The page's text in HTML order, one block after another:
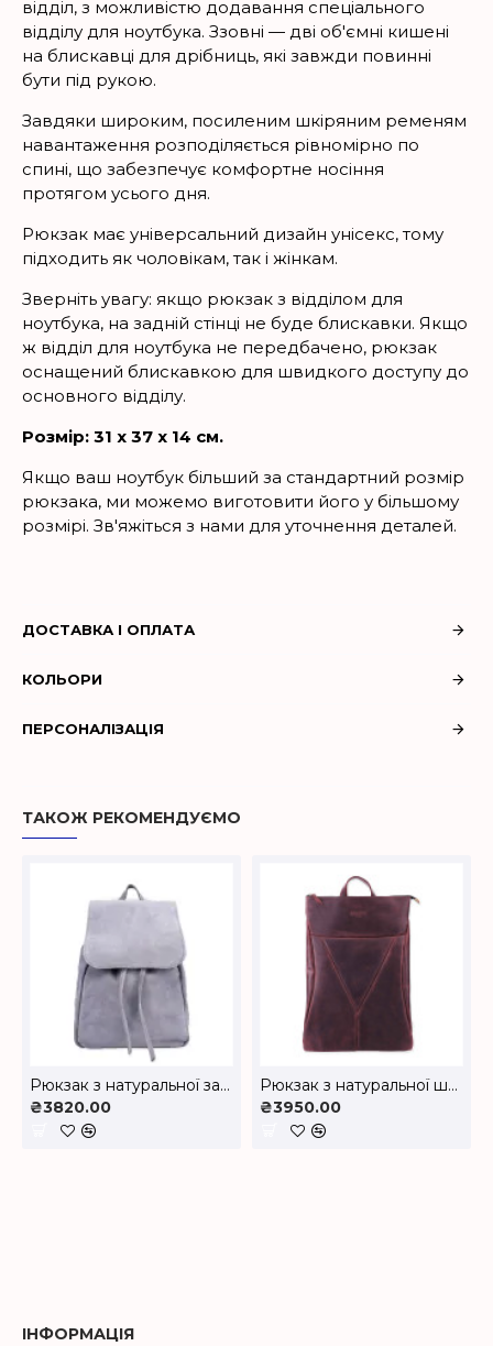
відділ, з можливістю додавання спеціального
відділу для ноутбука. Ззовні — дві об'ємні кишені
на блискавці для дрібниць, які завжди повинні
бути під рукою.
Завдяки широким, посиленим шкіряним ременям
навантаження розподіляється рівномірно по
спині, що забезпечує комфортне носіння
протягом усього дня.
Рюкзак має універсальний дизайн унісекс, тому
підходить як чоловікам, так і жінкам.
Зверніть увагу: якщо рюкзак з відділом для
ноутбука, на задній стінці не буде блискавки. Якщо
ж відділ для ноутбука не передбачено, рюкзак
оснащений блискавкою для швидкого доступу до
основного відділу.
Розмір: 31 х 37 х 14 см.
Якщо ваш ноутбук більший за стандартний розмір
рюкзака, ми можемо виготовити його у більшому
розмірі. Зв'яжіться з нами для уточнення деталей.
ДОСТАВКА І ОПЛАТА
КОЛЬОРИ
ПЕРСОНАЛІЗАЦІЯ
ТАКОЖ РЕКОМЕНДУЄМО
Рюкзак з натуральної замші LR-05z
₴3820.00
Рюкзак з натуральної шкіри LR-01
₴3950.00
ІНФОРМАЦІЯ